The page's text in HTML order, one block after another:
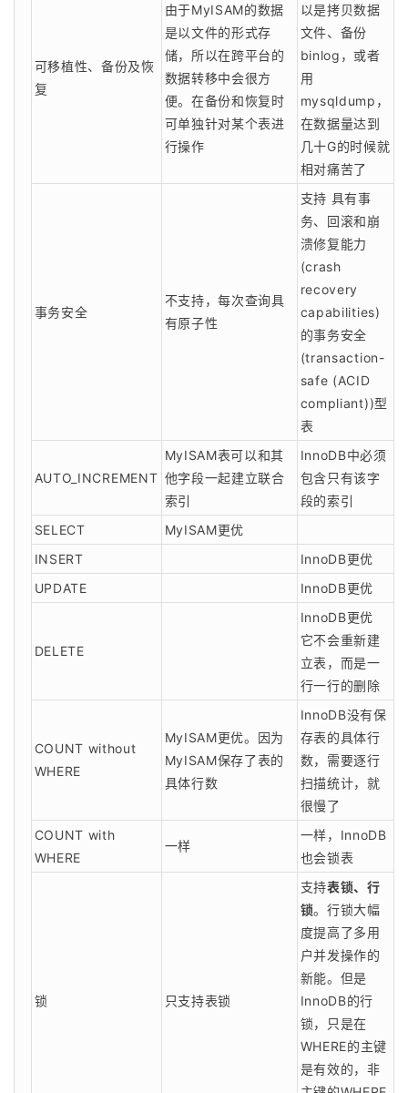
可移植性、备份及恢
复
由于MyISAM的数据
是以文件的形式存
储，所以在跨平台的
数据转移中会很方
便。在备份和恢复时
可单独针对某个表进
行操作
以是拷贝数据
文件、备份
binlog，或者
用
mysqldump，
在数据量达到
几十G的时候就
相对痛苦了
事务安全
不支持，每次查询具
有原子性
支持 具有事
务、回滚和崩
溃修复能力
(crash
recovery
capabilities)
的事务安全
(transaction-
safe (ACID
compliant))型
表
AUTO_INCREMENT
MyISAM表可以和其
他字段一起建立联合
索引
InnoDB中必须
包含只有该字
段的索引
SELECT
MyISAM更优
INSERT
InnoDB更优
UPDATE
InnoDB更优
DELETE
InnoDB更优
它不会重新建
立表，而是一
行一行的删除
COUNT without
WHERE
MyISAM更优。因为
MyISAM保存了表的
具体行数
InnoDB没有保
存表的具体行
数，需要逐行
扫描统计，就
很慢了
COUNT with
WHERE
一样
一样，InnoDB
也会锁表
锁 只支持表锁
支持表锁、行
锁。行锁大幅
度提高了多用
户并发操作的
新能。但是
InnoDB的行
锁，只是在
WHERE的主键
是有效的，非